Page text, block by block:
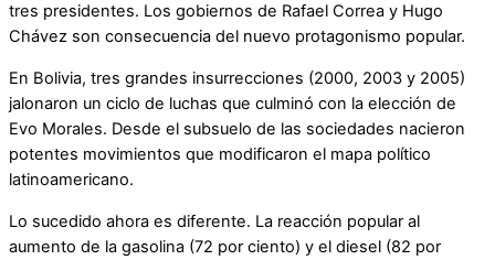
tres presidentes. Los gobiernos de Rafael Correa y Hugo
Chávez son consecuencia del nuevo protagonismo popular.
En Bolivia, tres grandes insurrecciones (2000, 2003 y 2005)
jalonaron un ciclo de luchas que culminó con la elección de
Evo Morales. Desde el subsuelo de las sociedades nacieron
potentes movimientos que modificaron el mapa político
latinoamericano.
Lo sucedido ahora es diferente. La reacción popular al
aumento de la gasolina (72 por ciento) y el diesel (82 por